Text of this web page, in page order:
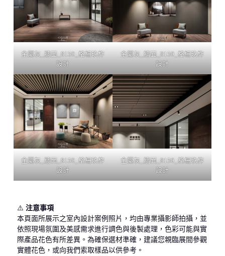
金屬灰_牆面_8150_格柵玖柞
設計
金屬灰_牆面_8150_格柵玖柞
設計
金屬灰_牆面_8150_格柵玖柞
設計
金屬灰_牆面_8150_格柵玖柞
設計
⚠️ 注意事項
本頁面所展示之室內設計案例照片，均由專業攝影師拍攝，並
依照現場氛圍及美感需求進行調色與後製處理，色彩可能與實
際產品花色有所差異。為確保選材準確，建議您親臨展間參觀
實體花色，或向我們索取樣品以供參考。